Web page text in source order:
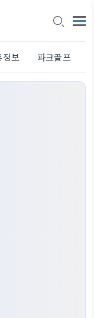
정보 파크골프